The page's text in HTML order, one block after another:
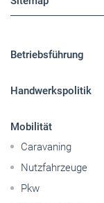
Sitemap
Betriebsführung
Handwerkspolitik
Mobilität
Caravaning
Nutzfahrzeuge
Pkw